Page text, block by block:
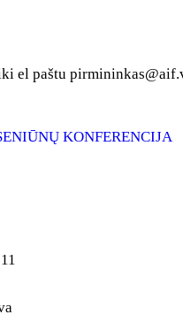
el paštu
KONFERENCIJA